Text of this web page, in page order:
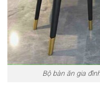
Bộ bàn ăn gia